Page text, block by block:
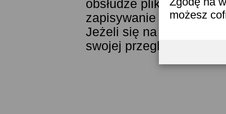
możesz
obsłudze plików
zapisywanie ich w
Jeżeli się na to nie
swojej przeglądarki.